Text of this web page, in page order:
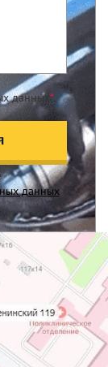
данных *
данных